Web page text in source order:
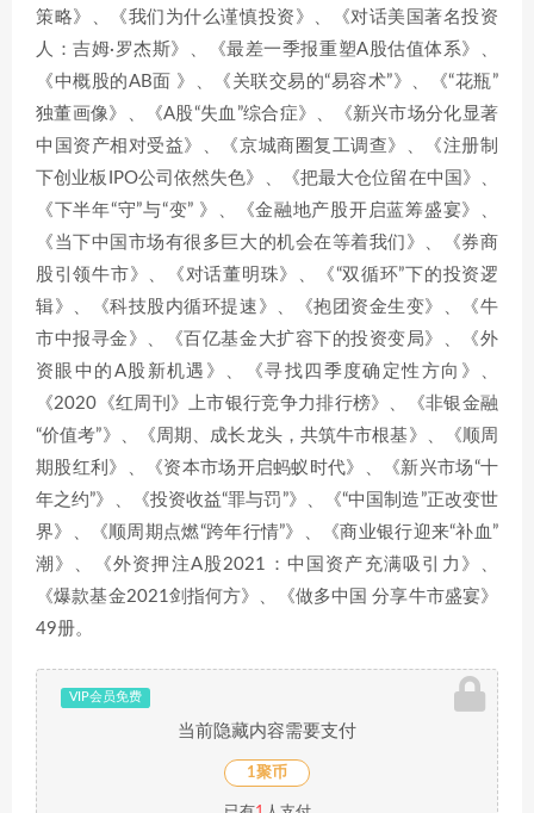
策略》、《我们为什么谨慎投资》、《对话美国著名投资
人：吉姆·罗杰斯》、《最差一季报重塑A股估值体系》、
《中概股的AB面 》、《关联交易的“易容术”》、《“花瓶”
独董画像》、《A股“失血”综合症》、《新兴市场分化显著
中国资产相对受益》、《京城商圈复工调查》、《注册制
下创业板IPO公司依然失色》、《把最大仓位留在中国》、
《下半年“守”与“变” 》、《金融地产股开启蓝筹盛宴》、
《当下中国市场有很多巨大的机会在等着我们》、《券商
股引领牛市》、《对话董明珠》、《“双循环”下的投资逻
辑》、《科技股内循环提速》、《抱团资金生变》、《牛
市中报寻金》、《百亿基金大扩容下的投资变局》、《外
资眼中的A股新机遇》、《寻找四季度确定性方向》、
《2020《红周刊》上市银行竞争力排行榜》、《非银金融
“价值考”》、《周期、成长龙头，共筑牛市根基》、《顺周
期股红利》、《资本市场开启蚂蚁时代》、《新兴市场“十
年之约”》、《投资收益“罪与罚”》、《“中国制造”正改变世
界》、《顺周期点燃“跨年行情”》、《商业银行迎来“补血”
潮》、《外资押注A股2021：中国资产充满吸引力》、
《爆款基金2021剑指何方》、《做多中国 分享牛市盛宴》
49册。
VIP会员免费
当前隐藏内容需要支付
1聚币